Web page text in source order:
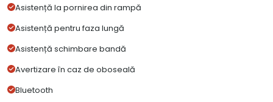
Asistență la pornirea din rampă
Asistență pentru faza lungă
Asistență schimbare bandă
Avertizare în caz de oboseală
Bluetooth